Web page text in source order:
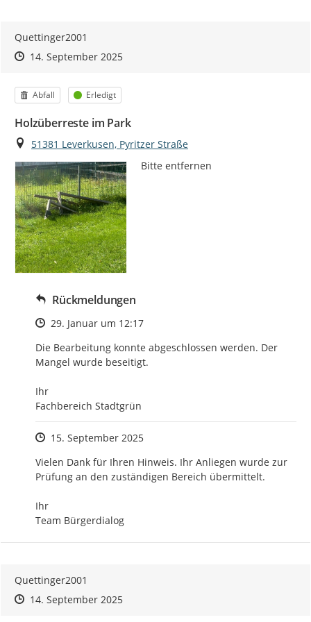
Quettinger2001
Zeitpunkt des Erstellens
Zeitpunkt des Erstellens
14. September 2025Zur Äußerung
Kategorie
Abfall Status
Erledigt
Holzüberreste im Park
Ort
51381 Leverkusen, Pyritzer Straße
Bitte entfernen
Rückmeldungen
Zeitpunkt des Erstellens
29. Januar um 12:17
Die Bearbeitung konnte abgeschlossen werden. Der
Mangel wurde beseitigt.
Ihr
Fachbereich Stadtgrün
Zeitpunkt des Erstellens
15. September 2025
Vielen Dank für Ihren Hinweis. Ihr Anliegen wurde zur
Prüfung an den zuständigen Bereich übermittelt.
Ihr
Team Bürgerdialog
Quettinger2001
Zeitpunkt des Erstellens
Zeitpunkt des Erstellens
14. September 2025Zur Äußerung